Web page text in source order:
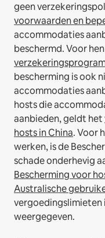
geen
voorwaarden en
accommodaties
beschermd. Voor
bescherming is ook
accommodaties
hosts die
aanbieden, geldt het
hosts in China.Voor
werken, is de
schade onderhevig
Bescherming voor
Australische
vergoedingslimieten
weergegeven.